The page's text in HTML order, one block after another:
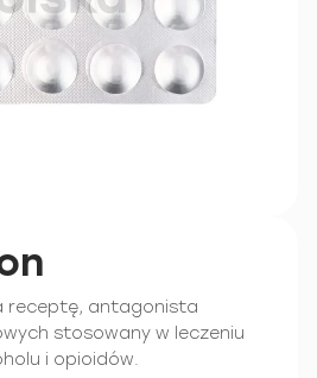
receptę, antagonista
stosowany w leczeniu
i opioidów.